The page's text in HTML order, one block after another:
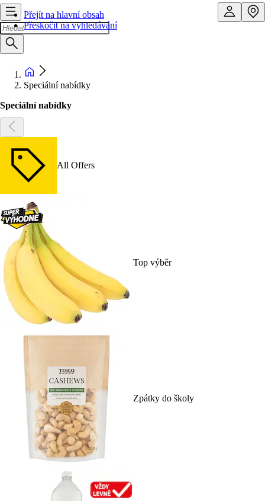
Přejít na hlavní obsah
Přeskočit na vyhledávání
Speciální nabídky
Speciální nabídky
All Offers
Top výběr
Zpátky do školy